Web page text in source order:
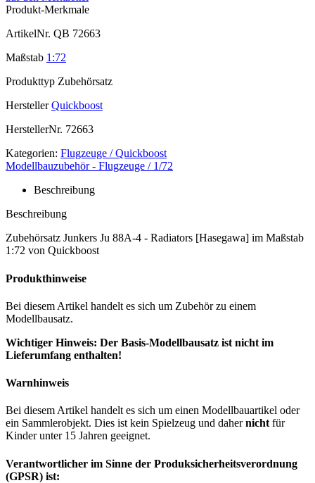
Produkt-Merkmale
ArtikelNr. QB 72663
Maßstab 1:72
Produkttyp Zubehörsatz
Hersteller Quickboost
HerstellerNr. 72663
Kategorien: Flugzeuge / Quickboost
Modellbauzubehör - Flugzeuge / 1/72
Beschreibung
Beschreibung
Zubehörsatz Junkers Ju 88A-4 - Radiators [Hasegawa] im Maßstab
1:72 von Quickboost
Produkthinweise
Bei diesem Artikel handelt es sich um Zubehör zu einem
Modellbausatz.
Wichtiger Hinweis: Der Basis-Modellbausatz ist nicht im
Lieferumfang enthalten!
Warnhinweis
Bei diesem Artikel handelt es sich um einen Modellbauartikel oder
ein Sammlerobjekt. Dies ist kein Spielzeug und dahernicht für
Kinder unter 15 Jahren geeignet.
Verantwortlicher im Sinne der Produksicherheitsverordnung
(GPSR) ist: